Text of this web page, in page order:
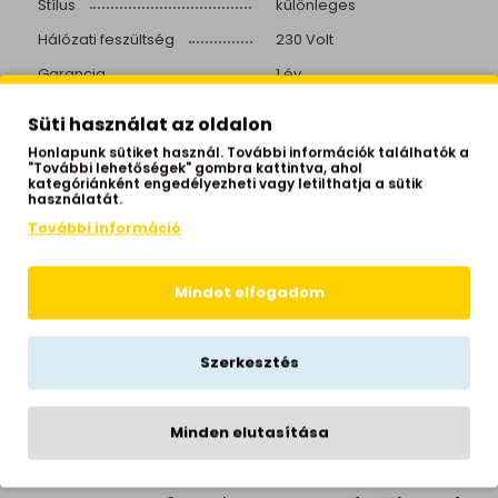
Stílus
különleges
Hálózati feszültség
230 Volt
Garancia
1 év
KAPCSOLÓDÓ TERMÉKEK
Süti használat az oldalon
Honlapunk sütiket használ. További információk találhatók a
"További lehetőségek" gombra kattintva, ahol
kategóriánként engedélyezheti vagy letilthatja a sütik
használatát.
További információ
Mindet elfogadom
Szerkesztés
Minden elutasítása